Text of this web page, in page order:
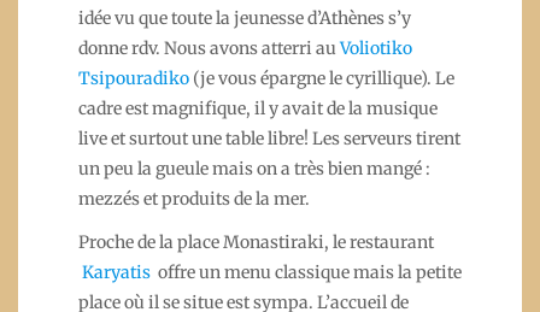
idée vu que toute la jeunesse d’Athènes s’y
donne rdv. Nous avons atterri auVoliotiko
Tsipouradiko (je vous épargne le cyrillique). Le
cadre est magnifique, il y avait de la musique
live et surtout une table libre! Les serveurs tirent
un peu la gueule mais on a très bien mangé :
mezzés et produits de la mer.
Proche de la place Monastiraki, le restaurant
Karyatis offre un menu classique mais la petite
place où il se situe est sympa. L’accueil de